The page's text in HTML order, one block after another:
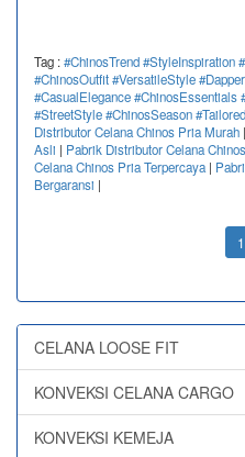
Tag :#ChinosTrend #StyleInspiration
#ChinosOutfit #VersatileStyle
#CasualElegance #ChinosEssentials
#StreetStyle #ChinosSeason
Distributor Celana Chinos Pria Murah |
Asli | Pabrik Distributor Celana
Celana Chinos Pria Terpercaya |
Bergaransi |
1
CELANA LOOSE FIT
KONVEKSI CELANA CARGO
KONVEKSI KEMEJA